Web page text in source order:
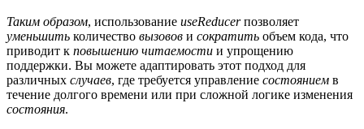
Таким образом, использование useReducerпозволяет
уменьшить количество вызовов и сократить объем кода, что
приводит к повышению читаемости и упрощению
поддержки. Вы можете адаптировать этот подход для
различных случаев, где требуется управление состоянием в
течение долгого времени или при сложной логике изменения
состояния.